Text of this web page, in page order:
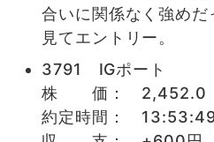
合いに関係なく強めだ
見てエントリー。
3791 IGポート
株 価：
約定時間：